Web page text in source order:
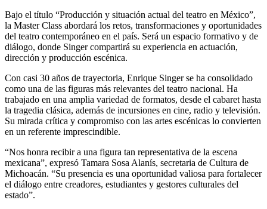
Bajo el título “Producción y situación actual del teatro en México”,
la Master Class abordará los retos, transformaciones y oportunidades
del teatro contemporáneo en el país. Será un espacio formativo y de
diálogo, donde Singer compartirá su experiencia en actuación,
dirección y producción escénica.
Con casi 30 años de trayectoria, Enrique Singer se ha consolidado
como una de las figuras más relevantes del teatro nacional. Ha
trabajado en una amplia variedad de formatos, desde el cabaret hasta
la tragedia clásica, además de incursiones en cine, radio y televisión.
Su mirada crítica y compromiso con las artes escénicas lo convierten
en un referente imprescindible.
“Nos honra recibir a una figura tan representativa de la escena
mexicana”, expresó Tamara Sosa Alanís, secretaria de Cultura de
Michoacán. “Su presencia es una oportunidad valiosa para fortalecer
el diálogo entre creadores, estudiantes y gestores culturales del
estado”.